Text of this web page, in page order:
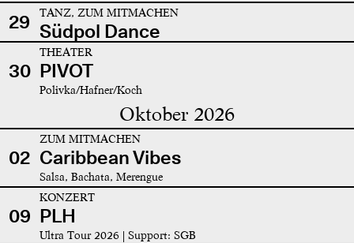
29 TANZ, ZUM MITMACHEN
Südpol Dance
30
THEATER
PIVOT
Polivka/Hafner/Koch
Oktober 2026
02
ZUM MITMACHEN
Caribbean Vibes
Salsa, Bachata, Merengue
09
KONZERT
PLH
Ultra Tour 2026 | Support: SGB